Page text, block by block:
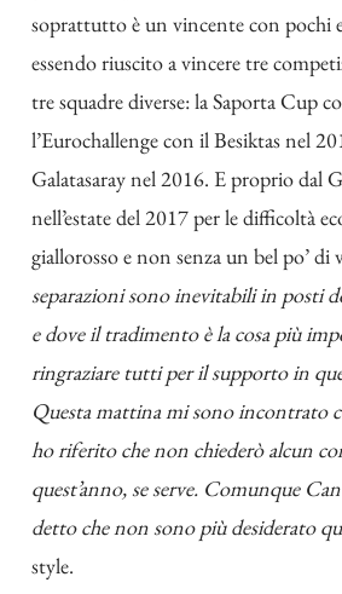
soprattutto è un vincente con pochi
essendo riuscito a vincere tre
tre squadre diverse: la Saporta Cup
l’Eurochallenge con il Besiktas nel
Galatasaray nel 2016. E proprio dal
nell’estate del 2017 per le difficoltà
giallorosso e non senza un bel po’ di
separazioni sono inevitabili in posti
e dove il tradimento è la cosa più
ringraziare tutti per il supporto in
Questa mattina mi sono incontrato
ho riferito che non chiederò alcun
quest’anno, se serve. Comunque
detto che non sono più desiderato
style.